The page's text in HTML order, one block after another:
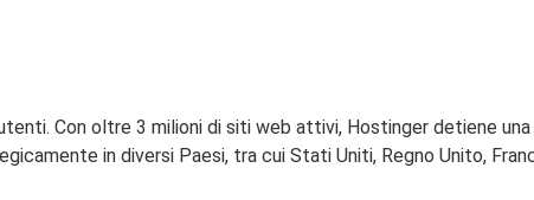
Con oltre 3 milioni di siti web attivi, Hostinger detiene una
in diversi Paesi, tra cui Stati Uniti, Regno Unito,